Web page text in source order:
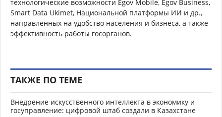
технологические возможности Egov Mobile, Egov Business,
Smart Data Ukimet, Национальной платформы ИИ и др.,
направленных на удобство населения и бизнеса, а также
эффективность работы госорганов.
ТАКЖЕ ПО ТЕМЕ
Внедрение искусственного интеллекта в экономику и
госуправление: цифровой штаб создали в Казахстане